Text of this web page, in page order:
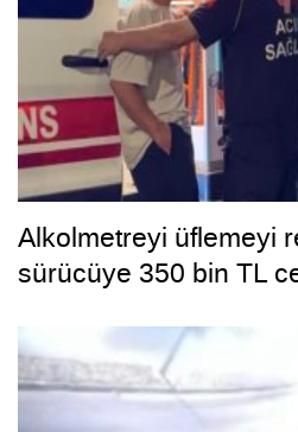
Alkolmetreyi üflemeyi
sürücüye 350 bin TL